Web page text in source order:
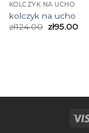
KOLCZYK NA UCHO
kolczyk na ucho
zł124.00 zł95.00